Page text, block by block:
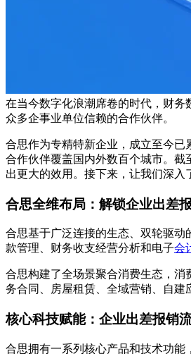
在当今数字化浪潮席卷的时代，财务
众多企事业单位信赖的合作伙伴。
合思作为专精特新企业，成立至今已
合作伙伴覆盖国内外数百个城市。截
出更大的效用。接下来，让我们深入
合思全维布局：解锁企业出差
合思基于广泛连接的生态、双轮驱动
款管理、财务收支经营分析和电子会
合思构建了全场景聚合消费生态，
务合同、房屋租赁、全域营销、自建
核心科技赋能：企业出差报销
合思拥有一系列核心产品和技术功能